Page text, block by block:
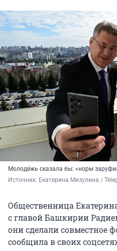
Молодёжь сказала бы: «норм
Источник: Екатерина Мизулина /
Общественница
с главой Башкирии
они сделали совместное
сообщила в своих